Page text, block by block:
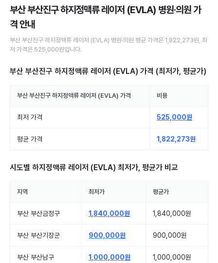
부산 부산진구 하지정맥류 레이저 (EVLA) 병원·의원가
격 안내
부산 부산진구 하지정맥류 레이저 (EVLA) 병원·의원 평균 가격은 1,822,273원 , 최
저 가격은 525,000원입니다.
부산 부산진구 하지정맥류 레이저 (EVLA) 가격 (최저가, 평균가)
부산 부산진구 하지정맥류 레이저 (EVLA) 가격 비용
최저 가격 525,000원
평균 가격 1,822,273원
시도별 하지정맥류 레이저 (EVLA) 최저가, 평균가 비교
지역 최저가 평균가
부산 부산금정구 1,840,000원 1,840,000원
부산 부산기장군 900,000원 900,000원
부산 부산남구 1,000,000원 1,000,000원